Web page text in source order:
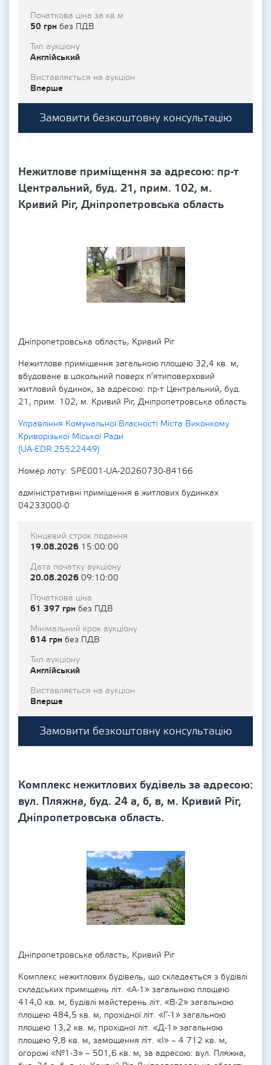
Початкова ціна за кв.м
50 грн без ПДВ
Тип аукціону
Англійський
Виставляється на аукціон
Вперше
Замовити безкоштовну консультацію
Нежитлове приміщення за адресою: пр-т
Центральний, буд. 21, прим. 102, м.
Кривий Ріг, Дніпропетровська область
Дніпропетровська область, Кривий Ріг
Нежитлове приміщення загальною площею 32,4 кв. м,
вбудоване в цокольний поверх п’ятиповерховий
житловий будинок, за адресою: пр-т Центральний, буд.
21, прим. 102, м. Кривий Ріг, Дніпропетровська область
Управління Комунальної Власності Міста Виконкому
Криворізької Міської Ради
(UA-EDR 25522449)
Номер лоту
SPE001-UA-20260730-84166
адміністративні приміщення в житлових будинках
04233000-0
Кінцевий строк подання
19.08.2026 15:00:00
Дата початку аукціону
20.08.2026 09:10:00
Початкова ціна
61 397 грн без ПДВ
Мінімальний крок аукціону
614 грн без ПДВ
Тип аукціону
Англійський
Виставляється на аукціон
Вперше
Замовити безкоштовну консультацію
Комплекс нежитлових будівель за адресою:
вул. Пляжна, буд. 24 а, б, в, м. Кривий Ріг,
Дніпропетровська область.
Дніпропетровська область, Кривий Ріг
Комплекс нежитлових будівель, що складається з будівлі
складських приміщень літ. «А-1» загальною площею
414,0 кв. м, будівлі майстерень літ. «В-2» загальною
площею 484,5 кв. м, прохідної літ. «Г-1» загальною
площею 13,2 кв. м, прохідної літ. «Д-1» загальною
площею 9,8 кв. м, замощення літ. «І» – 4 712 кв. м,
огорожі «№1-3» – 501,6 кв. м, за адресою: вул. Пляжна,